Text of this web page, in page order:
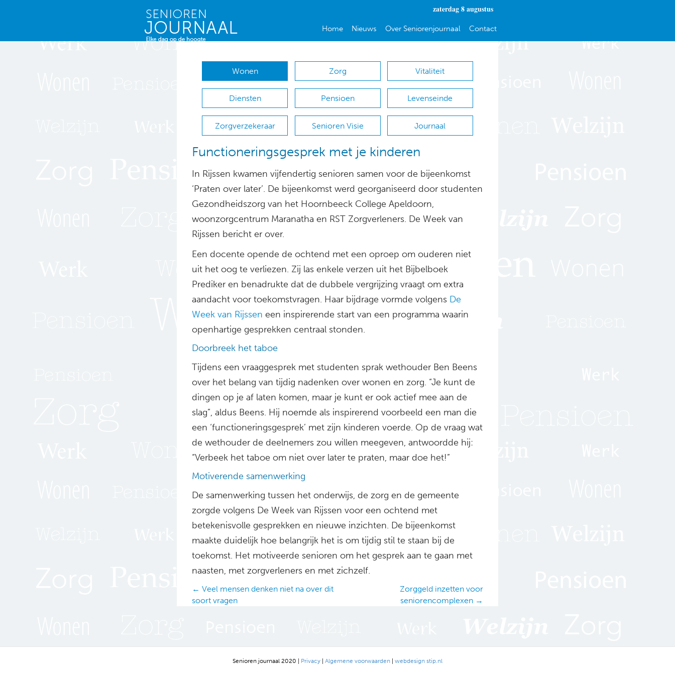
zaterdag 8 augustus
Home Nieuws Over Seniorenjournaal Contact
Wonen Zorg Vitaliteit
Diensten Pensioen Levenseinde
Zorgverzekeraar Senioren Visie Journaal
Functioneringsgesprek met je kinderen
In Rijssen kwamen vijfendertig senioren samen voor de bijeenkomst
‘Praten over later’. De bijeenkomst werd georganiseerd door studenten
Gezondheidszorg van het Hoornbeeck College Apeldoorn,
woonzorgcentrum Maranatha en RST Zorgverleners. De Week van
Rijssen bericht er over.
Een docente opende de ochtend met een oproep om ouderen niet
uit het oog te verliezen. Zij las enkele verzen uit het Bijbelboek
Prediker en benadrukte dat de dubbele vergrijzing vraagt om extra
aandacht voor toekomstvragen. Haar bijdrage vormde volgens De
Week van Rijssen een inspirerende start van een programma waarin
openhartige gesprekken centraal stonden.
Doorbreek het taboe
Tijdens een vraaggesprek met studenten sprak wethouder Ben Beens
over het belang van tijdig nadenken over wonen en zorg. “Je kunt de
dingen op je af laten komen, maar je kunt er ook actief mee aan de
slag”, aldus Beens. Hij noemde als inspirerend voorbeeld een man die
een ‘functioneringsgesprek’ met zijn kinderen voerde. Op de vraag wat
de wethouder de deelnemers zou willen meegeven, antwoordde hij:
“Verbeek het taboe om niet over later te praten, maar doe het!”
Motiverende samenwerking
De samenwerking tussen het onderwijs, de zorg en de gemeente
zorgde volgens De Week van Rijssen voor een ochtend met
betekenisvolle gesprekken en nieuwe inzichten. De bijeenkomst
maakte duidelijk hoe belangrijk het is om tijdig stil te staan bij de
toekomst. Het motiveerde senioren om het gesprek aan te gaan met
naasten, met zorgverleners en met zichzelf.
Posts
navigation
← Veel mensen denken niet na over dit
soort vragen
Zorggeld inzetten voor
seniorencomplexen →
Senioren journaal 2020 | Privacy | Algemene voorwaarden | webdesign stip.nl